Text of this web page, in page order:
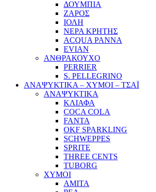
ΔΟΥΜΠΙΑ
ΖΑΡΟΣ
ΙΟΛΗ
ΝΕΡΑ ΚΡΗΤΗΣ
ACQUA PANNA
EVIAN
ΑΝΘΡΑΚΟΥΧΟ
PERRIER
S. PELLEGRINO
ΑΝΑΨΥΚΤΙΚΑ – ΧΥΜΟΙ – ΤΣΑΪ
ΑΝΑΨΥΚΤΙΚΑ
ΚΛΙΑΦΑ
COCA COLA
FANTA
OKF SPARKLING
SCHWEPPES
SPRITE
THREE CENTS
TUBORG
ΧΥΜΟΙ
ΑΜΙΤΑ